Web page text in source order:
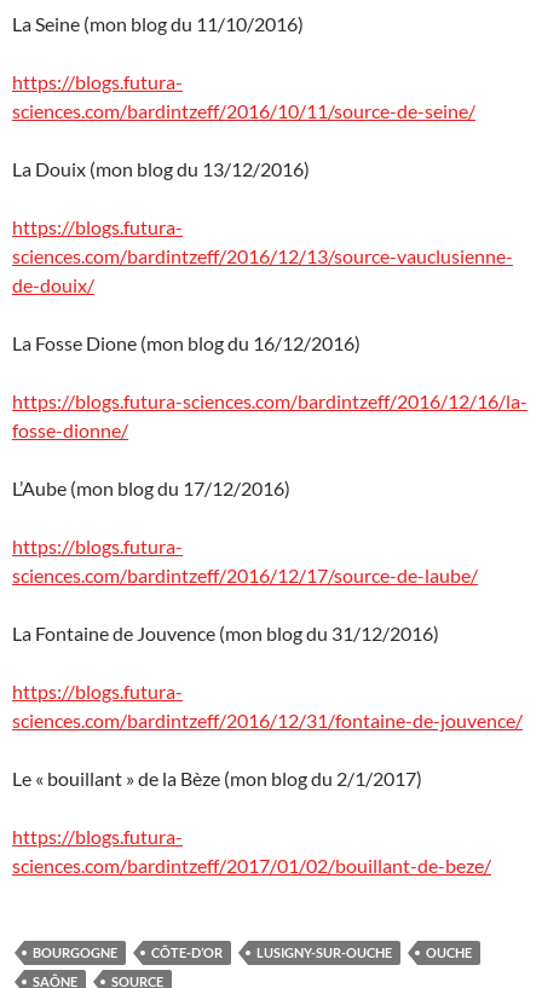
La Seine (mon blog du 11/10/2016)
https://blogs.futura-
sciences.com/bardintzeff/2016/10/11/source-de-seine/
La Douix (mon blog du 13/12/2016)
https://blogs.futura-
sciences.com/bardintzeff/2016/12/13/source-vauclusienne-
de-douix/
La Fosse Dione (mon blog du 16/12/2016)
https://blogs.futura-sciences.com/bardintzeff/2016/12/16/la-
fosse-dionne/
L’Aube (mon blog du 17/12/2016)
https://blogs.futura-
sciences.com/bardintzeff/2016/12/17/source-de-laube/
La Fontaine de Jouvence (mon blog du 31/12/2016)
https://blogs.futura-
sciences.com/bardintzeff/2016/12/31/fontaine-de-jouvence/
Le « bouillant » de la Bèze (mon blog du 2/1/2017)
https://blogs.futura-
sciences.com/bardintzeff/2017/01/02/bouillant-de-beze/
BOURGOGNE CÔTE-D’OR LUSIGNY-SUR-OUCHE
OUCHE
SAÔNE
SOURCE